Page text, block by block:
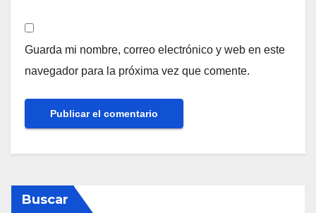
Guarda mi nombre, correo electrónico y web en este
navegador para la próxima vez que comente.
Buscar